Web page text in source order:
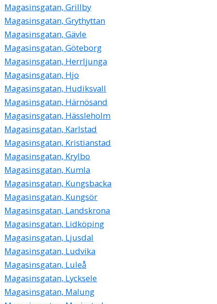
Magasinsgatan, Grillby
Magasinsgatan, Grythyttan
Magasinsgatan, Gävle
Magasinsgatan, Göteborg
Magasinsgatan, Herrljunga
Magasinsgatan, Hjo
Magasinsgatan, Hudiksvall
Magasinsgatan, Härnösand
Magasinsgatan, Hässleholm
Magasinsgatan, Karlstad
Magasinsgatan, Kristianstad
Magasinsgatan, Krylbo
Magasinsgatan, Kumla
Magasinsgatan, Kungsbacka
Magasinsgatan, Kungsör
Magasinsgatan, Landskrona
Magasinsgatan, Lidköping
Magasinsgatan, Ljusdal
Magasinsgatan, Ludvika
Magasinsgatan, Luleå
Magasinsgatan, Lycksele
Magasinsgatan, Malung